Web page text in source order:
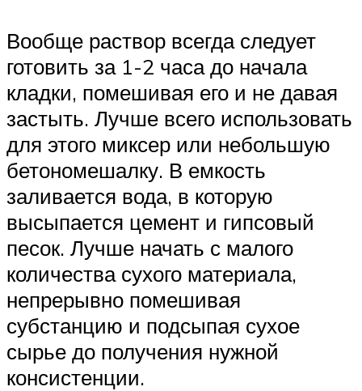
Вообще раствор всегда следует
готовить за 1-2 часа до начала
кладки, помешивая его и не давая
застыть. Лучше всего использовать
для этого миксер или небольшую
бетономешалку. В емкость
заливается вода, в которую
высыпается цемент и гипсовый
песок. Лучше начать с малого
количества сухого материала,
непрерывно помешивая
субстанцию и подсыпая сухое
сырье до получения нужной
консистенции.